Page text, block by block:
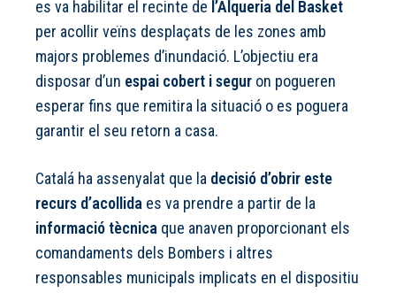
es va habilitar el recinte de l’Alqueria del Basket
per acollir veïns desplaçats de les zones amb
majors problemes d’inundació. L’objectiu era
disposar d’un espai cobert i segur on pogueren
esperar fins que remitira la situació o es poguera
garantir el seu retorn a casa.
Catalá ha assenyalat que la decisió d’obrir este
recurs d’acollida es va prendre a partir de la
informació tècnica que anaven proporcionant els
comandaments dels Bombers i altres
responsables municipals implicats en el dispositiu